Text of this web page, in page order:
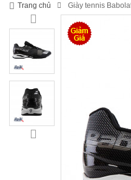
Trang chủ Giày tennis